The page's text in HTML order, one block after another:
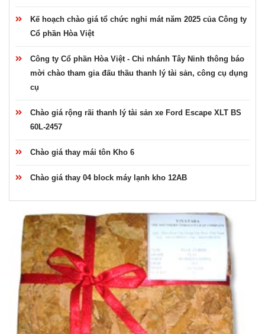
Kế hoạch chào giá tổ chức nghỉ mát năm 2025 của Công ty
Cổ phần Hòa Việt
Công ty Cổ phần Hòa Việt - Chi nhánh Tây Ninh thông báo
mời chào tham gia đấu thầu thanh lý tài sản, công cụ dụng
cụ
Chào giá rộng rãi thanh lý tài sản xe Ford Escape XLT BS
60L-2457
Chào giá thay mái tôn Kho 6
Chào giá thay 04 block máy lạnh kho 12AB